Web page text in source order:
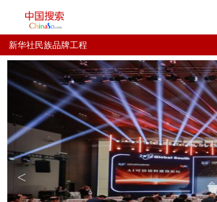
新华社民族品牌工程
<
Previous